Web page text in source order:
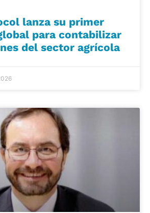
lanza su primer
para contabilizar
del sector agrícola